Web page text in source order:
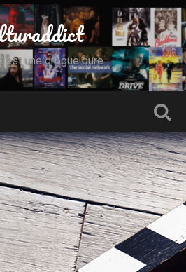
est une drogue dure